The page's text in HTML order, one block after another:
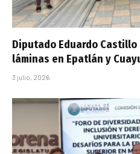
Diputado Eduardo
láminas en Epatlán y
3 julio, 2026